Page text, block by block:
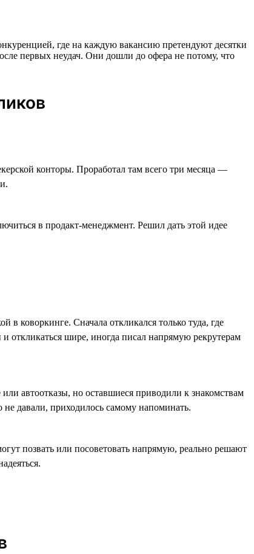
где на каждую вакансию претендуют десятки
первых неудач. Они дошли до офера не потому, что
конторы. Проработал там всего три месяца —
в продакт-менеджмент. Решил дать этой идее
коворкинге. Сначала откликался только туда, где
откликаться шире, иногда писал напрямую рекрутерам
автоотказы, но оставшиеся приводили к знакомствам
не давали, приходилось самому напоминать.
позвать или посоветовать напрямую, реально решают